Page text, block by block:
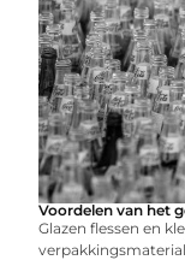
Voordelen van het
Glazen flessen en